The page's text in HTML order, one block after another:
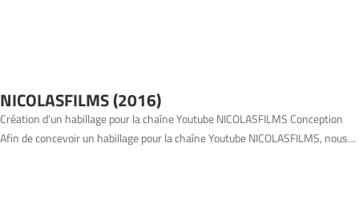
NICOLASFILMS (2016)
Création d’un habillage pour la chaîne Youtube NICOLASFILMS Conception
Afin de concevoir un habillage pour la chaîne Youtube NICOLASFILMS, nous…